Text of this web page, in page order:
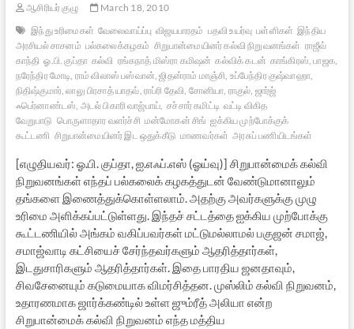
ஆசிரியர் குழு
March 18, 2010
இந்து உரிமைகள் வேலைவாய்ப்பு விஜயபாரதம் பதவி உயர்வு பள்ளிகள் இந்திய
அரசியல் சாசனம் பல்கலைக்கழகம் சிறுபான்மையினர் கல்வி நிறுவனங்கள் ராஜீவ்
காந்தி ஓ.பி. குப்தா கல்வி ரங்கநாத் மிஸ்ரா கமிஷன் கல்விக் கடன் காங்கிரஸ், பாஜக,
நரேந்திர மோடி, ராம் விலாஸ் பஸ்வான், ஜிதன்ராம் மாஞ்சி, உப்பேந்திர குஷ்வாஹா,
நிதிஷ்குமார், லாலு பிரசாத் யாதவ், ராப்ரி தேவி, சோனியா, ராகுல், ஜார்ஜ்
ஃபெர்னாண்டஸ், அடல் பிகாரி வாஜ்பாய், சச்சார் கமிட்டி வட்டி விகித
வேறுபாடு பொருளாதார வளர்ச்சி மன்மோகன் சிங் ஐக்கிய முற்போக்குக்
கூட்டணி சிறுபான்மையினர் இட ஒதுக்கீடு மாணவர்கள் அரசுப் பணியிடங்கள்
[எழுதியவர்: ஓ.பி. குப்தா, ஐ.எஃப்.எஸ் (ஓய்வு)] சிறுபான்மைக் கல்வி
நிறுவனங்கள் எந்தப் பல்கலைக் கழகத்துடன் வேண்டுமானாலும்
தங்களை இணைத்துக்கொள்ளலாம். அதற்கு அவர்களுக்கு முழு
உரிமை அளிக்கப்பட்டுள்ளது. இந்தச் சட்டத்தை ஐக்கிய முற்போக்கு
கூட்டணியில் அங்கம் வகிப்பவர்கள் மட்டுமல்லாமல் பகுஜன் சமாஜ்,
சமாஜ்வாடி கட்சியைச் சேர்ந்தவர்களும் ஆதரித்தார்கள்,
இடதுசாரிகளும் ஆதரித்தார்கள். இதை பாரதிய ஜனதாவும்,
சிவசேனையும் கடுமையாக விமர்சித்தன. முஸ்லிம் கல்வி நிறுவனம்,
உதாரணமாக ஜார்க்கண்டில் உள்ள ஜும்ரீத் அலியா என்ற
சிறுபான்மைக் கல்வி நிறுவனம் எந்த மத்திய